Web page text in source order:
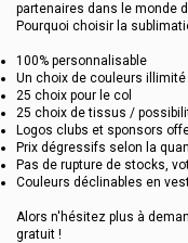
partenaires dans le monde
Pourquoi choisir la
100% personnalisable
Un choix de couleurs illimité
25 choix pour le col
25 choix de tissus /
Logos clubs et sponsors
Prix dégressifs selon la
Pas de rupture de stocks,
Couleurs déclinables en
Alors n'hésitez plus à
gratuit !